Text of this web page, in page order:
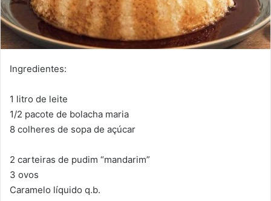
Ingredientes:
1 litro de leite
1/2 pacote de bolacha maria
8 colheres de sopa de açúcar
2 carteiras de pudim “mandarim”
3 ovos
Caramelo líquido q.b.